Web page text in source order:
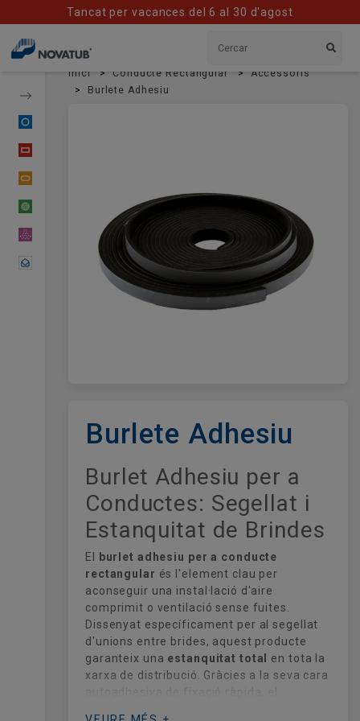
Tancat per vacances del 6 al 30 d'agost
Conducte Flexible
Material Difusor
Contactar
Inici Conducte Rectangular
Accessoris
Burlete Adhesiu
Burlete Adhesiu
Burlet Adhesiu per a
Conductes: Segellat i
Estanquitat de Brindes
El
burlet adhesiu per a conducte
rectangular és l'element clau per
aconseguir una instal·lació d'aire
comprimit o ventilació sense fuites.
Dissenyat específicament per al segellat
d'unions entre brides, aquest producte
garanteix una estanquitat total
en tota la
xarxa de distribució. Gràcies a la seva cara